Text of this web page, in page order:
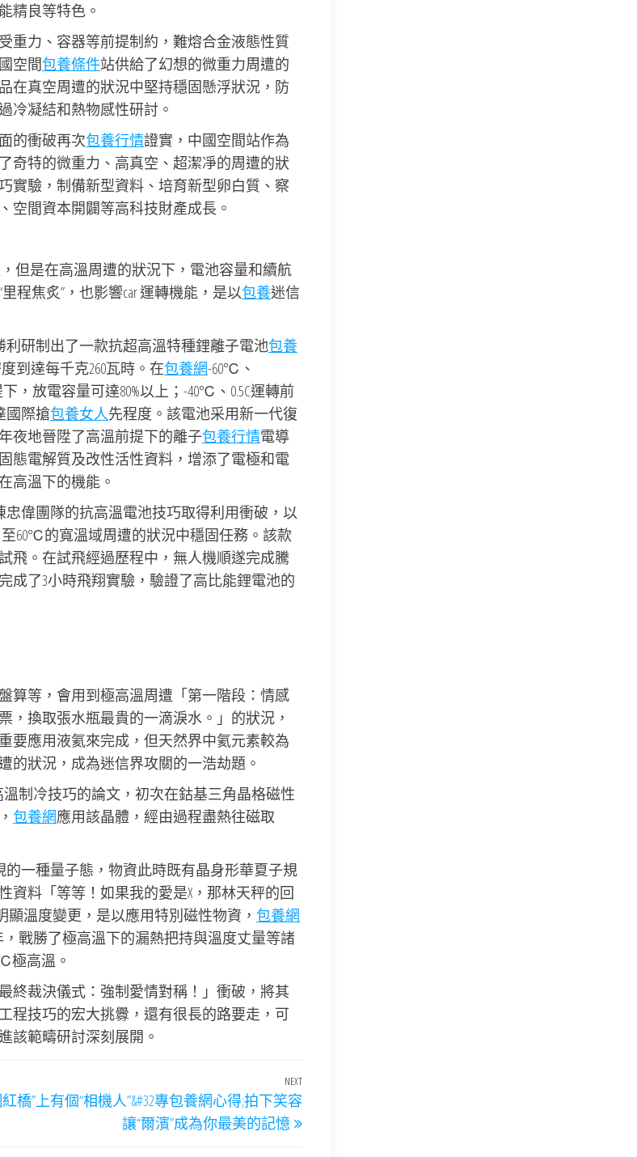
精良等特色。
重力、容器等前提制約，難熔合金液態性質
空間包養條件站供給了幻想的微重力周遭的
在真空周遭的狀況中堅持穩固懸浮狀況，防
冷凝結和熱物感性研討。
的衝破再次包養行情證實，中國空間站作為
奇特的微重力、高真空、超潔凈的周遭的狀
實驗，制備新型資料、培育新型卵白質、察
空間資本開闢等高科技財產成長。
但是在高溫周遭的狀況下，電池容量和續航
程焦炙”，也影響car 運轉機能，是以包養迷信
利研制出了一款抗超高溫特種鋰離子電池包養
到達每千克260瓦時。在包養網-60℃、
，放電容量可達80%以上；-40℃、0.5C運轉前
國際搶包養女人先程度。該電池采用新一代復
夜地晉陞了高溫前提下的離子包養行情電導
態電解質及改性活性資料，增添了電極和電
高溫下的機能。
忠偉團隊的抗高溫電池技巧取得利用衝破，以
60℃的寬溫域周遭的狀況中穩固任務。該款
飛。在試飛經過歷程中，無人機順遂完成騰
成了3小時飛翔實驗，驗證了高比能鋰電池的
算等，會用到極高溫周遭「第一階段：情感
換取張水瓶最貴的一滴淚水。」的狀況，
要應用液氦來完成，但天然界中氦元素較為
的狀況，成為迷信界攻關的一浩劫題。
制冷技巧的論文，初次在鈷基三角晶格磁性
包養網應用該晶體，經由過程盡熱往磁取
的一種量子態，物資此時既有晶身形華夏子規
料「等等！如果我的愛是X，那林天秤的回
顯溫度變更，是以應用特別磁性物資， 包養網
戰勝了極高溫下的漏熱把持與溫度丈量等諸
極高溫。
終裁決儀式：強制愛情對稱！」衝破，將其
程技巧的宏大挑釁，還有很長的路要走，可
該範疇研討深刻展開。
Next
Post
NEXT
紅橋”上有個“相機人”&#32專包養網心得;拍下笑容
讓“爾濱”成為你最美的記憶